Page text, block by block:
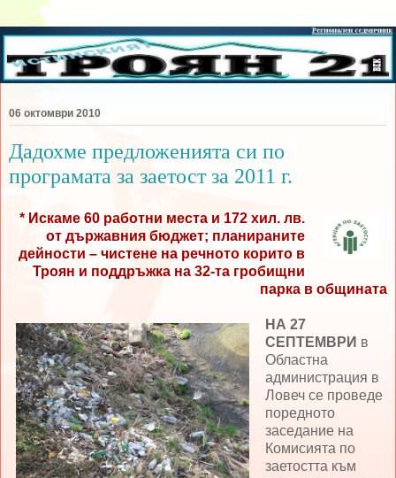
06 октомври 2010
Дадохме предложенията си по
програмата за заетост за 2011 г.
* Искаме 60 работни места и 172 хил. лв.
от държавния бюджет; планираните
дейности – чистене на речното корито в
Троян и поддръжка на 32-та гробищни
парка в общината
НА 27
СЕПТЕМВРИ в
Областна
администрация в
Ловеч се проведе
поредното
заседание на
Комисията по
заетостта към